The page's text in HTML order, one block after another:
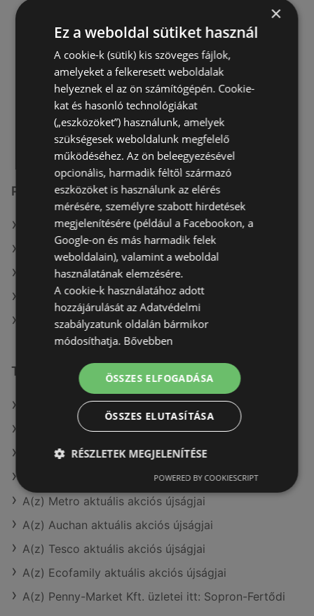
AKCIÓS ÚJSÁGOK: 1
TÁVOLSÁG:
124,82 km
Most nyitva
hétfő - szombat
07:00-20:00
vasárnap
07:00-18:00
Penny-Market Kft. üzletek itt:
Penny-Market Kft. itt: Sarkadi
Penny-Market Kft. itt: Bonyhádi
Penny-Market Kft. itt: Ráckevei
Penny-Market Kft. itt: Törökszentmiklósi
Penny-Market Kft. itt: Kazincbarcikai
További linkek
A(z) Penny-Market Kft. ajánlatai
A(z) AlphaZoo ajánlatai
A(z) Coop Tisza ajánlatai
A(z) Príma aktuális akciós újságjai
A(z) Metro aktuális akciós újságjai
A(z) Auchan aktuális akciós újságjai
A(z) Tesco aktuális akciós újságjai
A(z) Ecofamily aktuális akciós újságjai
A(z) Penny-Market Kft. üzletei itt: Sopron-Fertődi
×
Ez a weboldal sütiket használ
A cookie-k (sütik) kis szöveges fájlok,
amelyeket a felkeresett weboldalak
helyeznek el az ön számítógépén. Cookie-
kat és hasonló technológiákat
(„eszközöket”) használunk, amelyek
szükségesek weboldalunk megfelelő
működéséhez. Az ön beleegyezésével
opcionális, harmadik féltől származó
eszközöket is használunk az elérés
mérésére, személyre szabott hirdetések
megjelenítésére (például a Facebookon, a
Google-on és más harmadik felek
weboldalain), valamint a weboldal
használatának elemzésére.
A cookie-k használatához adott
hozzájárulását az Adatvédelmi
szabályzatunk oldalán bármikor
módosíthatja. Bővebben
ÖSSZES ELFOGADÁSA
ÖSSZES ELUTASÍTÁSA
RÉSZLETEK MEGJELENÍTÉSE
POWERED BY COOKIESCRIPT